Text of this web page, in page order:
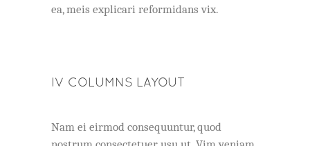
ea, meis explicari reformidans vix.
IV COLUMNS LAYOUT
Nam ei eirmod consequuntur, quod